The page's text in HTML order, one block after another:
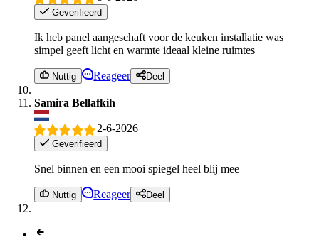
Geverifieerd
Ik heb panel aangeschaft voor de keuken installatie was
simpel geeft licht en warmte ideaal kleine ruimtes
Nuttig Reageer Deel
Samira Bellafkih
2-6-2026
Geverifieerd
Snel binnen en een mooi spiegel heel blij mee
Nuttig Reageer Deel